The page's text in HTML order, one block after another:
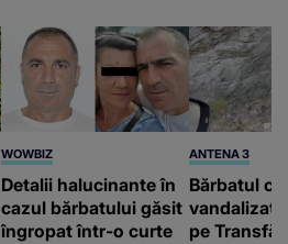
WOWBIZ
Detalii halucinante în
cazul bărbatului găsit
îngropat într-o curte
ANTENA 3
Bărbatul
vandalizat
pe